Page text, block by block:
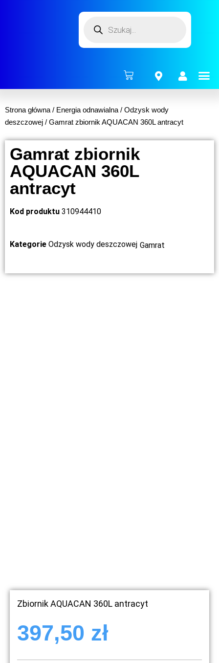
Strona główna / Energia odnawialna / Odzysk wody
deszczowej / Gamrat zbiornik AQUACAN 360L antracyt
Gamrat zbiornik
AQUACAN 360L
antracyt
Kod produktu 310944410
Kategorie Odzysk wody deszczowej Gamrat
Zbiornik AQUACAN 360L antracyt
397,50 zł